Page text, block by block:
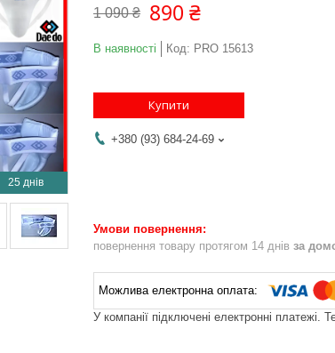
25 днів
1 090 ₴ 890 ₴
В наявності Код: PRO 15613
Купити
+380 (93) 684-24-69
повернення товару протягом 14 днів за
У компанії підключені електронні